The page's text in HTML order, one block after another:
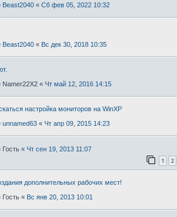
Beast2040 « Сб фев 05, 2022 10:32
Beast2040 « Вс дек 30, 2018 10:35
Namer22X2 « Чт май 12, 2016 14:15
настройка мониторов на WinXP
unnamed63 « Чт апр 09, 2015 14:23
Гость « Чт сен 19, 2013 11:07
1 2
дополнительных рабочих мест!
Гость « Вс янв 20, 2013 10:01